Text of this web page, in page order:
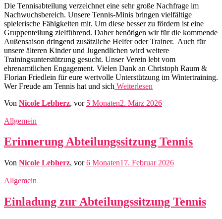
Die Tennisabteilung verzeichnet eine sehr große Nachfrage im
Nachwuchsbereich. Unsere Tennis-Minis bringen vielfältige
spielerische Fähigkeiten mit. Um diese besser zu fördern ist eine
Gruppenteilung zielführend. Daher benötigen wir für die kommende
Außensaison dringend zusätzliche Helfer oder Trainer. Auch für
unsere älteren Kinder und Jugendlichen wird weitere
Trainingsunterstützung gesucht. Unser Verein lebt vom
ehrenamtlichen Engagement. Vielen Dank an Christoph Raum &
Florian Friedlein für eure wertvolle Unterstützung im Wintertraining.
Wer Freude am Tennis hat und sich Weiterlesen
Von Nicole Lebherz, vor 5 Monaten2. März 2026
Allgemein
Erinnerung Abteilungssitzung Tennis
Von Nicole Lebherz, vor6 Monaten17. Februar 2026
Allgemein
Einladung zur Abteilungssitzung Tennis